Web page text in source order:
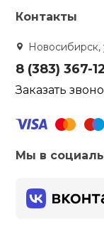
Контакты
Новосибирск,
8 (383) 367-
Заказать
Мы в